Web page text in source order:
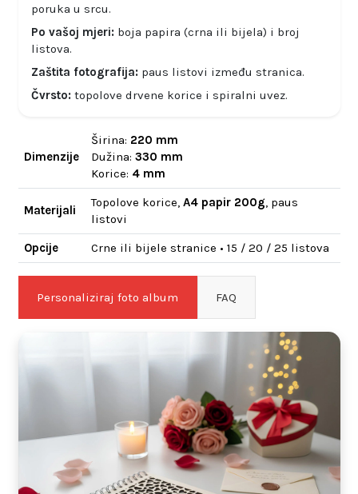
poruka u srcu.
Po vašoj mjeri:boja papira (crna ili bijela) i broj
listova.
Zaštita fotografija:paus listovi između stranica.
Čvrsto:topolove drvene korice i spiralni uvez.
Dimenzije
Širina: 220 mm
Dužina: 330 mm
Korice: 4 mm
Materijali
Topolove korice, A4 papir 200g , paus
listovi
Opcije
Crne ili bijele stranice • 15 / 20 / 25 listova
Personaliziraj foto album FAQ